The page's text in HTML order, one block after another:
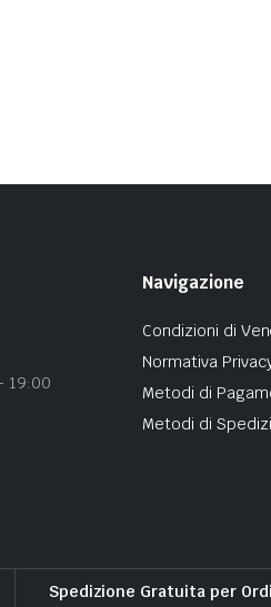
19:00
Navigazione
Condizioni di
Normativa
Metodi di
Metodi di
Spedizione Gratuita per